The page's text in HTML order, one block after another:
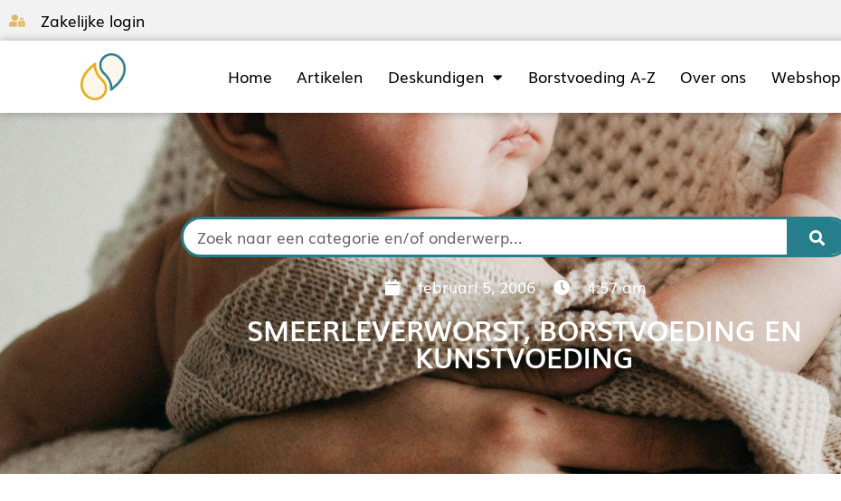
Zakelijke login
Home Artikelen Deskundigen Borstvoeding A-Z Over ons Webshop
februari 5, 2006 4:57 am
SMEERLEVERWORST, BORSTVOEDING EN
KUNSTVOEDING